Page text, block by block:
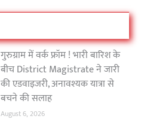
गुरुग्राम में वर्क फ्रॉम ! भारी बारिश के
बीच District Magistrate ने जारी
की एडवाइजरी, अनावश्यक यात्रा से
बचने की सलाह
August 6, 2026